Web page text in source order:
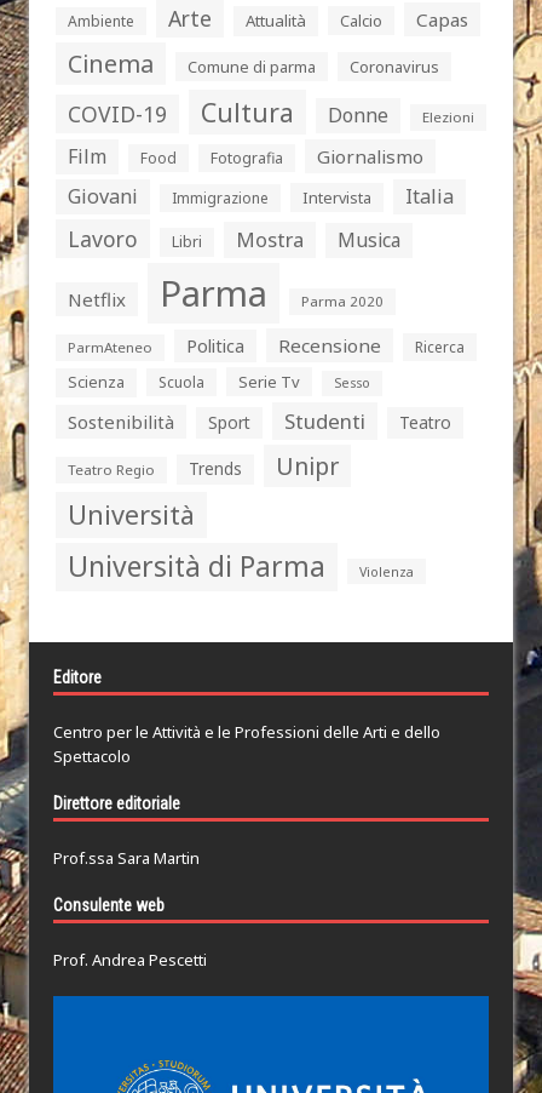
Ambiente Arte Attualità Calcio Capas
Cinema Comune di parma Coronavirus
COVID-19 Cultura Donne Elezioni
Film Food Fotografia Giornalismo
Giovani Immigrazione Intervista Italia
Lavoro Libri Mostra Musica
Netflix Parma Parma 2020
ParmAteneo Politica Recensione
Ricerca
Scienza
Scuola Serie Tv Sesso
Sostenibilità Sport Studenti Teatro
Teatro Regio Trends Unipr
Università
Università di Parma Violenza
Editore
Centro per le Attività e le Professioni delle Arti e dello
Spettacolo
Direttore editoriale
Prof.ssa Sara Martin
Consulente web
Prof. Andrea Pescetti